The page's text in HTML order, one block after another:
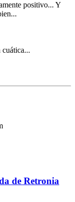
positivo... Y
de Retronia